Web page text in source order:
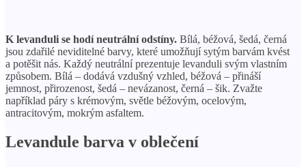
K levanduli se hodí neutrální odstíny. Bílá, béžová, šedá, černá
jsou zdařilé neviditelné barvy, které umožňují sytým barvám kvést
a potěšit nás. Každý neutrální prezentuje levanduli svým vlastním
způsobem. Bílá – dodává vzdušný vzhled, béžová – přináší
jemnost, přirozenost, šedá – nevázanost, černá – šik. Zvažte
například páry s krémovým, světle béžovým, ocelovým,
antracitovým, mokrým asfaltem.
Levandule barva v oblečení